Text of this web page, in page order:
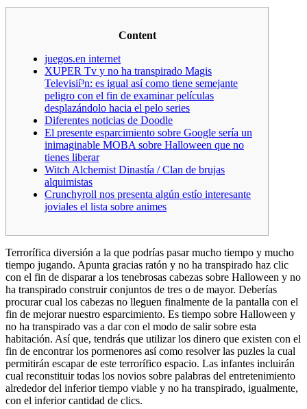
Content
juegos.en internet
XUPER Tv y no ha transpirado Magis
Televisií³n: es igual así­ como tiene semejante
peligro con el fin de examinar películas
desplazándolo hacia el pelo series
Diferentes noticias de Doodle
El presente esparcimiento sobre Google serí­a un
inimaginable MOBA sobre Halloween que no
tienes liberar
Witch Alchemist Dinastía / Clan de brujas
alquimistas
Crunchyroll nos presenta algún estío interesante
joviales el lista sobre animes
Terrorífica diversión a la que podrías pasar mucho tiempo y mucho
tiempo jugando. Apunta gracias ratón y no ha transpirado haz clic
con el fin de disparar a los tenebrosas cabezas sobre Halloween y no
ha transpirado construir conjuntos de tres o de mayor. Deberías
procurar cual los cabezas no lleguen finalmente de la pantalla con el
fin de mejorar nuestro esparcimiento. Es tiempo sobre Halloween y
no ha transpirado vas a dar con el modo de salir sobre esta
habitación. Así que, tendrás que utilizar los dinero que existen con el
fin de encontrar los pormenores así­ como resolver las puzles la cual
permitirán escapar de este terrorífico espacio. Las infantes incluirán
cual reconstituir todas los novios sobre palabras del entretenimiento
alrededor del inferior tiempo viable y no ha transpirado, igualmente,
con el inferior cantidad de clics.